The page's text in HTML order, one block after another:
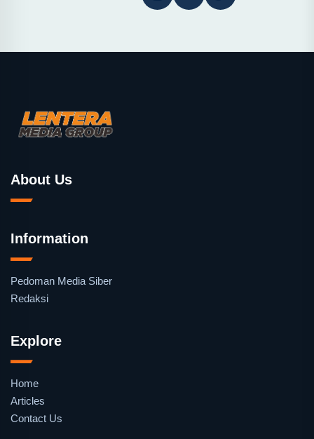
About Us
Information
Pedoman Media Siber
Redaksi
Explore
Home
Articles
Contact Us